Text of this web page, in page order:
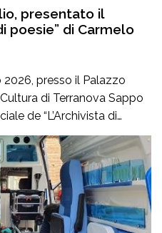
presentato il
poesie” di Carmelo
presso il Palazzo
di Terranova Sappo
de “L’Archivista di
giovane scrittore Carmelo
rappresentato un
tra letteratura, arte e
l’opportunità di conoscere